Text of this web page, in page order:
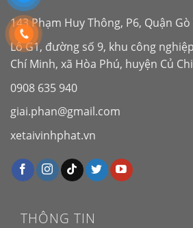
143 Phạm Huy Thông, P6, Quận Gò
Lô G1, đường số 9, khu công
Chí Minh, xã Hòa Phú, huyện Củ
0908 635 940
giai.phan@gmail.com
xetaivinhphat.vn
THÔNG TIN